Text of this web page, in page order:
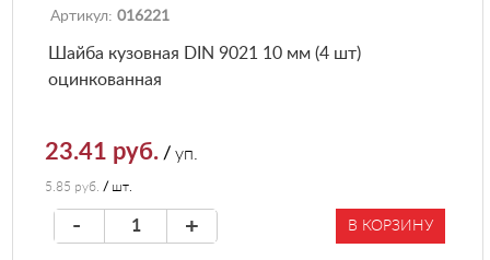
Артикул: 016221
Шайба кузовная DIN 9021 10 мм (4 шт)
оцинкованная
23.41 руб. /уп.
5.85 руб. / шт.
- + В КОРЗИНУ